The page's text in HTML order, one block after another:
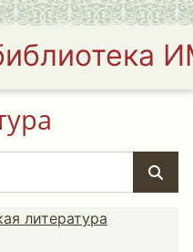
литература